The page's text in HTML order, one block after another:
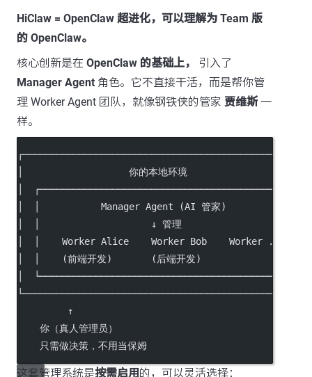
HiClaw = OpenClaw 超进化，可以理解为 Team 版
的 OpenClaw。
核心创新是在 OpenClaw 的基础上，
引入了
Manager Agent 角色。它不直接干活，而是帮你管
理 Worker Agent 团队，就像钢铁侠的管家 贾维斯 一
样。
│                   你的本地环境
│  ┌───────────────────────────────────────────────┐
│  │           Manager Agent (AI 管家)             │
│  │                    ↓ 管理                     │
│  │    Worker Alice    Worker Bob    Worker ...   │
│  │    (前端开发)       (后端开发)                  │
│  └───────────────────────────────────────────────┘
         ↑
    你（真人管理员）
    只需做决策，不用当保姆
这套管理系统是按需启用 的，可以灵活选择：